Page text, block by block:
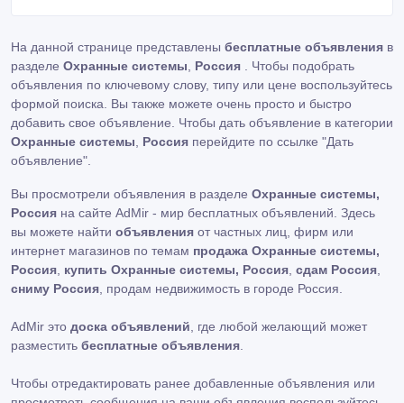
На данной странице представлены бесплатные объявления в
разделе Охранные системы Россия . Чтобы подобрать
объявления по ключевому слову, типу или цене воспользуйтесь
формой поиска. Вы также можете очень просто и быстро
добавить свое объявление. Чтобы дать объявление в категории
Охранные системы
Россия перейдите по ссылке "Дать
объявление"
Вы просмотрели объявления в разделе Охранные системы,
Россия на сайте AdMir - мир бесплатных объявлений. Здесь
вы можете найти объявления от частных лиц, фирм или
интернет магазинов по темам продажа Охранные системы,
Россия купить Охранные системы, Россия сдам Россия
сниму Россия , продам недвижимость в городе Россия.
AdMir это доска объявлений , где любой желающий может
разместить бесплатные объявления
Чтобы отредактировать ранее добавленные объявления или